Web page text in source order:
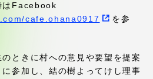
はFacebook
cafe.ohana0917
を参
ときに村への意見や要望を提案
参加し、結の樹よってけし理事